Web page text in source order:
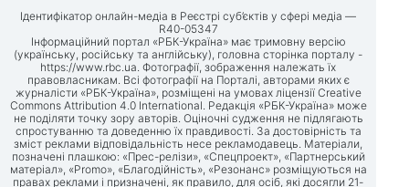
Ідентифікатор онлайн-медіа в Реєстрі суб’єктів у сфері медіа —
R40-05347
Інформаційний портал «РБК-Україна» має тримовну версію
(українську, російську та англійську), головна сторінка порталу -
https://www.rbc.ua. Фотографії, зображення належать їх
правовласникам. Всі фотографії на Порталі, авторами яких є
журналісти «РБК-Україна», розміщені на умовах ліцензії Creative
Commons Attribution 4.0 International. Редакція «РБК-Україна» може
не поділяти точку зору авторів. Оціночні судження не підлягають
спростуванню та доведенню їх правдивості. За достовірність та
зміст реклами відповідальність несе рекламодавець. Матеріали,
позначені плашкою: «Прес-релізи», «Спецпроект», «Партнерський
матеріал», «Promo», «Благодійність», «Резонанс» розміщуються на
правах реклами і призначені, як правило, для осіб, які досягли 21-